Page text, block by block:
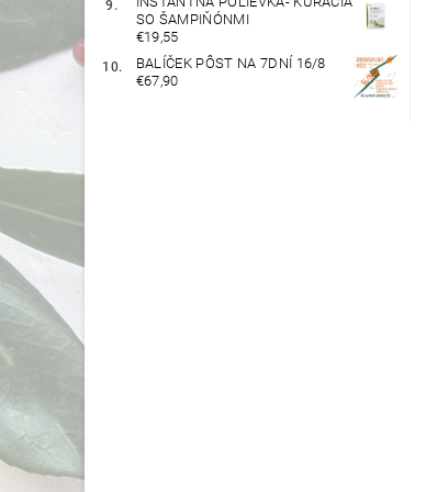
SO ŠAMPIŇÓNMI
€19,55
BALÍČEK PÔST NA 7DNÍ 16/8
€67,90